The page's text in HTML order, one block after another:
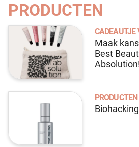
PRODUCTEN
CADEAUTJE
Maak
Best
PRODUCTEN
Biohacking